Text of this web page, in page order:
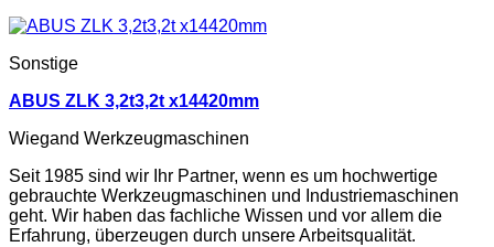
Sonstige
ABUS ZLK 3,2t3,2t x14420mm
Wiegand Werkzeugmaschinen
Seit 1985 sind wir Ihr Partner, wenn es um hochwertige
gebrauchte Werkzeugmaschinen und Industriemaschinen
geht. Wir haben das fachliche Wissen und vor allem die
Erfahrung, überzeugen durch unsere Arbeitsqualität.